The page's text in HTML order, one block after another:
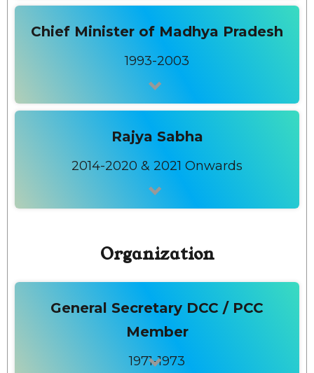
Chief Minister of Madhya Pradesh
1993-2003
Rajya Sabha
2014-2020 & 2021 Onwards
Organization
General Secretary DCC / PCC
Member
1971-1973